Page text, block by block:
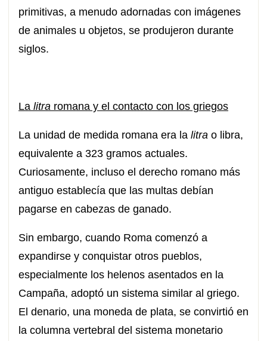
primitivas, a menudo adornadas con imágenes
de animales u objetos, se produjeron durante
siglos.
La litra romana y el contacto con los griegos
La unidad de medida romana era la litra o libra,
equivalente a 323 gramos actuales.
Curiosamente, incluso el derecho romano más
antiguo establecía que las multas debían
pagarse en cabezas de ganado.
Sin embargo, cuando Roma comenzó a
expandirse y conquistar otros pueblos,
especialmente los helenos asentados en la
Campaña, adoptó un sistema similar al griego.
El denario, una moneda de plata, se convirtió en
la columna vertebral del sistema monetario